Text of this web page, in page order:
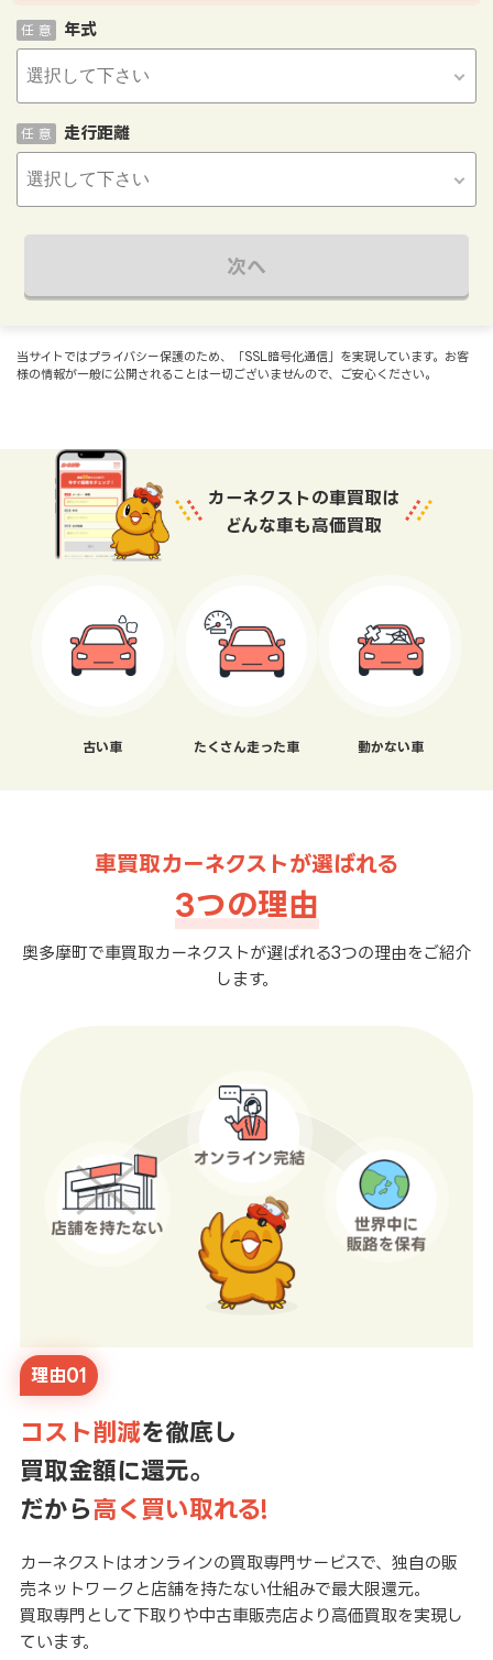
年式
任 意
走行距離
任 意
次へ
当サイトではプライバシー保護のため、「SSL暗号化通信」を実現しています。お客
様の情報が一般に公開されることは一切ございませんので、ご安心ください。
カーネクストの車買取は
どんな車も高価買取
古い車 たくさん走った車 動かない車
車買取カーネクストが選ばれる
3つの理由
奥多摩町で車買取カーネクストが選ばれる3つの理由をご紹介
します。
理由01
コスト削減を徹底し
買取金額に還元。
だから高く買い取れる!
カーネクストはオンラインの買取専門サービスで、独自の販
売ネットワークと店舗を持たない仕組みで最大限還元。
買取専門として下取りや中古車販売店より高価買取を実現し
ています。